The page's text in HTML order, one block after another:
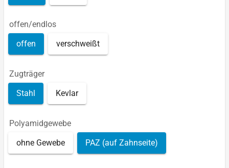
offen/endlos
offen verschweißt
Zugträger
Stahl Kevlar
Polyamidgewebe
ohne Gewebe PAZ (auf Zahnseite)